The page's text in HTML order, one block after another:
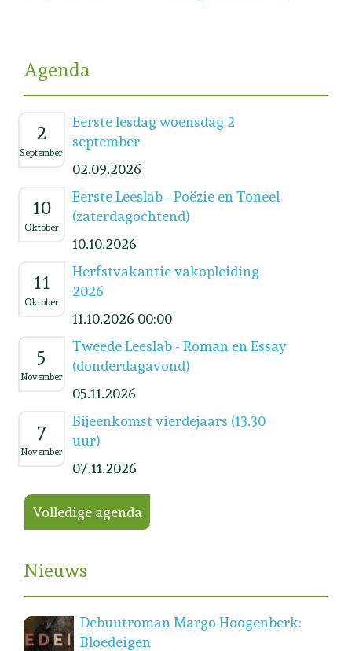
Agenda
2
September
Eerste lesdag woensdag 2
september
02.09.2026
10
Oktober
Eerste Leeslab - Poëzie en Toneel
(zaterdagochtend)
10.10.2026
11
Oktober
Herfstvakantie vakopleiding
2026
11.10.2026 00:00
5
November
Tweede Leeslab - Roman en Essay
(donderdagavond)
05.11.2026
7
November
Bijeenkomst vierdejaars (13.30
uur)
07.11.2026
Volledige agenda
Nieuws
Debuutroman Margo Hoogenberk:
Bloedeigen